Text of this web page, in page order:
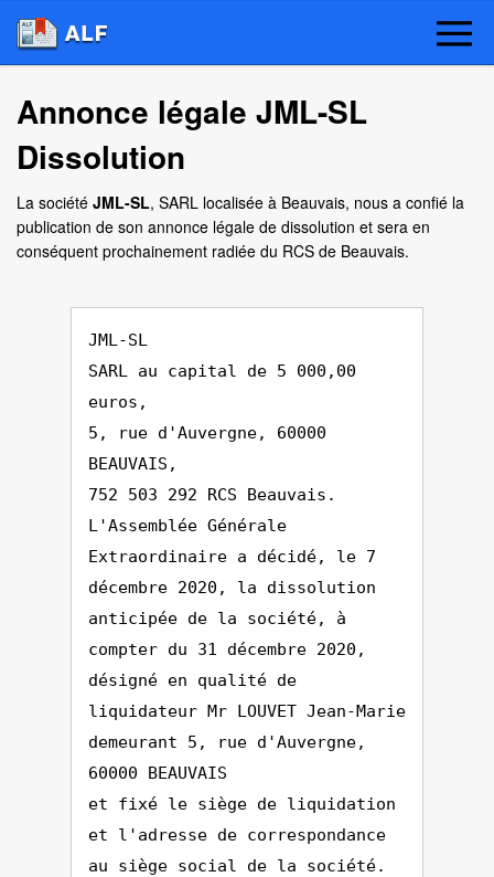
Annonce légale JML-SL
Dissolution
La société JML-SL, SARL localisée à Beauvais, nous a confié la
publication de son annonce légale de dissolution et sera en
conséquent prochainement radiée du RCS de Beauvais.
JML-SL
SARL au capital de 5 000,00
euros,
5, rue d'Auvergne, 60000
BEAUVAIS,
752 503 292 RCS Beauvais.
L'Assemblée Générale
Extraordinaire a décidé, le 7
décembre 2020, la dissolution
anticipée de la société, à
compter du 31 décembre 2020,
désigné en qualité de
liquidateur Mr LOUVET Jean-Marie
demeurant 5, rue d'Auvergne,
60000 BEAUVAIS
et fixé le siège de liquidation
et l'adresse de correspondance
au siège social de la société.